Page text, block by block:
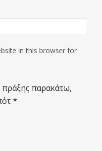
in this browser for
πράξης παρακάτω,
*